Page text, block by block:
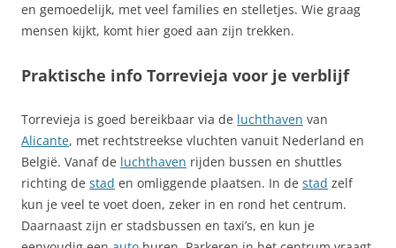
en gemoedelijk, met veel families en stelletjes. Wie graag
mensen kijkt, komt hier goed aan zijn trekken.
Praktische info Torrevieja voor je verblijf
Torrevieja is goed bereikbaar via de luchthaven van
Alicante, met rechtstreekse vluchten vanuit Nederland en
België. Vanaf de luchthaven rijden bussen en shuttles
richting de stad en omliggende plaatsen. In de stad zelf
kun je veel te voet doen, zeker in en rond het centrum.
Daarnaast zijn er stadsbussen en taxi’s, en kun je